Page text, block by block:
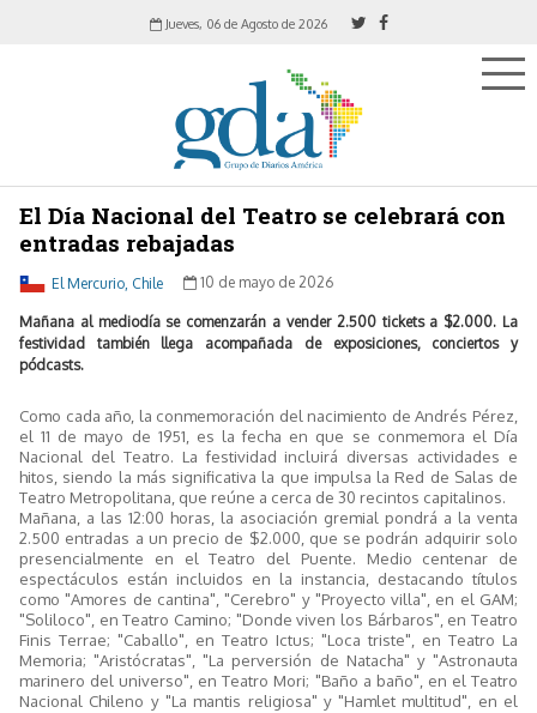
Jueves, 06 de Agosto de 2026
El Día Nacional del Teatro se celebrará con
entradas rebajadas
El Mercurio, Chile 10 de mayo de 2026
Mañana al mediodía se comenzarán a vender 2.500 tickets a $2.000. La
festividad también llega acompañada de exposiciones, conciertos y
pódcasts.
Como cada año, la conmemoración del nacimiento de Andrés Pérez,
el 11 de mayo de 1951, es la fecha en que se conmemora el Día
Nacional del Teatro. La festividad incluirá diversas actividades e
hitos, siendo la más significativa la que impulsa la Red de Salas de
Teatro Metropolitana, que reúne a cerca de 30 recintos capitalinos.
Mañana, a las 12:00 horas, la asociación gremial pondrá a la venta
2.500 entradas a un precio de $2.000, que se podrán adquirir solo
presencialmente en el Teatro del Puente. Medio centenar de
espectáculos están incluidos en la instancia, destacando títulos
como "Amores de cantina", "Cerebro" y "Proyecto villa", en el GAM;
"Soliloco", en Teatro Camino; "Donde viven los Bárbaros", en Teatro
Finis Terrae; "Caballo", en Teatro Ictus; "Loca triste", en Teatro La
Memoria; "Aristócratas", "La perversión de Natacha" y "Astronauta
marinero del universo", en Teatro Mori; "Baño a baño", en el Teatro
Nacional Chileno y "La mantis religiosa" y "Hamlet multitud", en el